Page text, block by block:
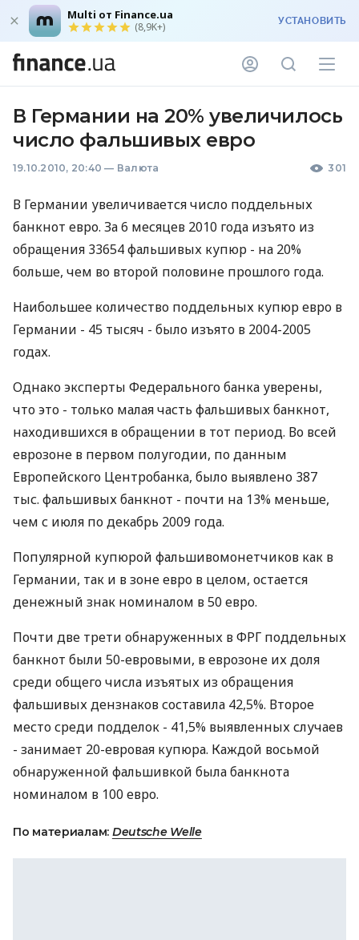
Multi от Finance.ua
(8,9K+) УСТАНОВИТЬ
В Германии на 20% увеличилось
число фальшивых евро
19.10.2010, 20:40 — Валюта 301
В Германии увеличивается число поддельных
банкнот евро. За 6 месяцев 2010 года изъято из
обращения 33654 фальшивых купюр - на 20%
больше, чем во второй половине прошлого года.
Наибольшее количество поддельных купюр евро в
Германии - 45 тысяч - было изъято в 2004-2005
годах.
Однако эксперты Федерального банка уверены,
что это - только малая часть фальшивых банкнот,
находившихся в обращении в тот период. Во всей
еврозоне в первом полугодии, по данным
Европейского Центробанка, было выявлено 387
тыс. фальшивых банкнот - почти на 13% меньше,
чем с июля по декабрь 2009 года.
Популярной купюрой фальшивомонетчиков как в
Германии, так и в зоне евро в целом, остается
денежный знак номиналом в 50 евро.
Почти две трети обнаруженных в ФРГ поддельных
банкнот были 50-евровыми, в еврозоне их доля
среди общего числа изъятых из обращения
фальшивых дензнаков составила 42,5%. Второе
место среди подделок - 41,5% выявленных случаев
- занимает 20-евровая купюра. Каждой восьмой
обнаруженной фальшивкой была банкнота
номиналом в 100 евро.
По материалам: Deutsche Welle